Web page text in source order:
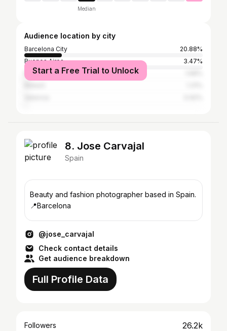
Median
Audience location by city
Barcelona City
20.88%
Buenos Aires
3.47%
Madrid city
Start a Free Trial to Unlock
8. Jose Carvajal
Spain
Beauty and fashion photographer based in Spain.
📍Barcelona
@jose_carvajal
Check contact details
Get audience breakdown
Full Profile Data
Followers 26.2k